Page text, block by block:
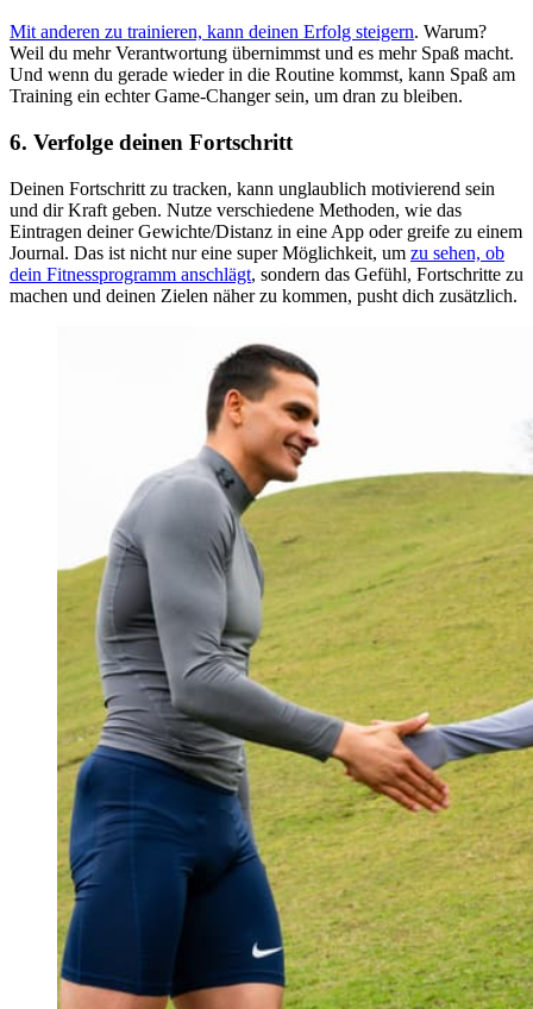
Mit anderen zu trainieren, kann deinen Erfolg steigern. Warum?
Weil du mehr Verantwortung übernimmst und es mehr Spaß macht.
Und wenn du gerade wieder in die Routine kommst, kann Spaß am
Training ein echter Game-Changer sein, um dran zu bleiben.
6. Verfolge deinen Fortschritt
Deinen Fortschritt zu tracken, kann unglaublich motivierend sein
und dir Kraft geben. Nutze verschiedene Methoden, wie das
Eintragen deiner Gewichte/Distanz in eine App oder greife zu einem
Journal. Das ist nicht nur eine super Möglichkeit, um zu sehen, ob
dein Fitnessprogramm anschlägt, sondern das Gefühl, Fortschritte zu
machen und deinen Zielen näher zu kommen, pusht dich zusätzlich.